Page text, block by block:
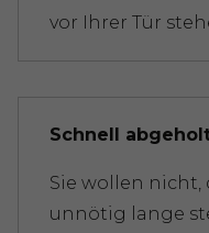
vor Ihrer Tür
Schnell
Sie wollen nicht,
unnötig lange